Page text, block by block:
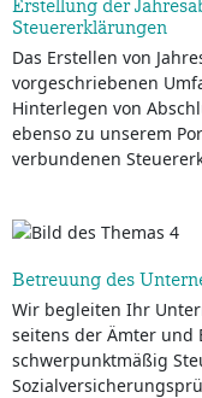
Erstellung der
Steuererklärungen
Das Erstellen von
vorgeschriebenen
Hinterlegen von
ebenso zu unserem
verbundenen
Betreuung des
Wir begleiten Ihr
seitens der Ämter und
schwerpunktmäßig